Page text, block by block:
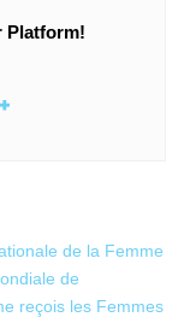
Platform!
de la Femme
de
reçois les Femmes